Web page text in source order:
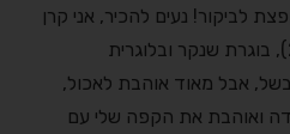
לביקור! נעים להכיר, אני קרן
בר, מעצבת פנים (מ-2009), בוגרת שנקר ובלוגרית
לבשל, אבל מאוד אוהבת לאכול,
ואוהבת את הקפה שלי עם